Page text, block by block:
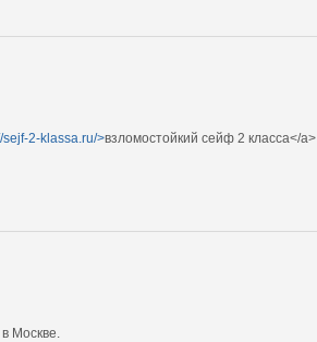
sejf-2-klassa.ru/>взломостойкий сейф 2 класса</a>
Москве.